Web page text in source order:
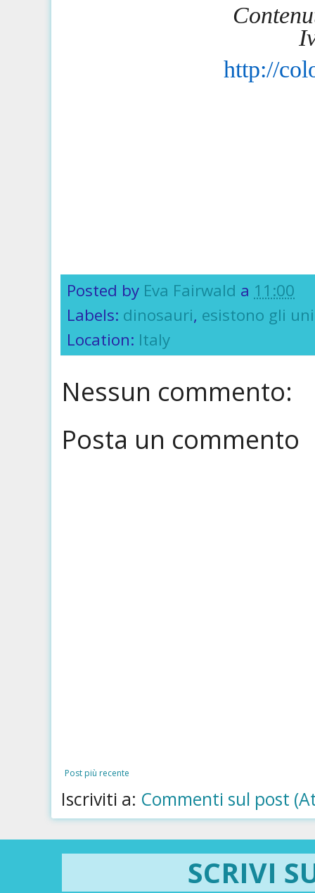
http://
Posted by Eva Fairwald a 11:00
Labels: dinosauri, esistono gli
Location: Italy
Nessun commento:
Posta un commento
Post più recente
Iscriviti a: Commenti sul post
SCRIVI